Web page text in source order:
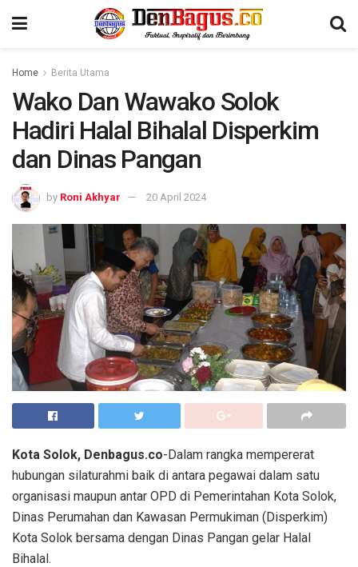
Home Berita Utama
Wako Dan Wawako Solok
Hadiri Halal Bihalal Disperkim
dan Dinas Pangan
by Roni Akhyar 20 April 2024
Kota Solok, Denbagus.co-Dalam rangka mempererat
hubungan silaturahmi baik di antara pegawai dalam satu
organisasi maupun antar OPD di Pemerintahan Kota Solok,
Dinas Perumahan dan Kawasan Permukiman (Disperkim)
Kota Solok bersama dengan Dinas Pangan gelar Halal
Bihalal.